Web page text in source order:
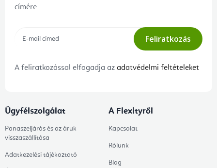
címére
Feliratkozás
A feliratkozással elfogadja az adatvédelmi feltételeket
Ügyfélszolgálat
Panaszeljárás és az áruk
visszaszállítása
Adatkezelési tájékoztató
A Flexityről
Kapcsolat
Rólunk
Blog